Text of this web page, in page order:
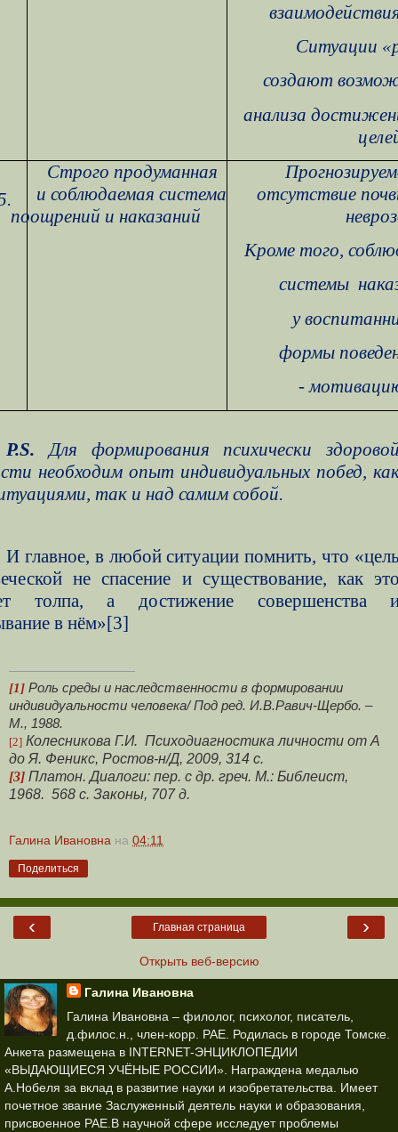
Ситуации
создают
анализа
Строго продуманная
и соблюдаемая система
поощрений и наказаний
отсутствие
Кроме того,
системы
у
формы
-
P.S.Для формирования психически
необходим опыт индивидуальных побед,
так и над самим собой.
И главное, в любой ситуации помнить, что
не спасение и существование, как
толпа, а достижение совершенства
в нём»[3]
[1] Роль среды и наследственности в формировании
индивидуальности человека/ Под ред. И.В.Равич-Щербо. –
М., 1988.
[2] Колесникова Г.И. Психодиагностика личности от А
до Я. Феникс, Ростов-н/Д, 2009, 314 с.
[3] Платон. Диалоги: пер. с др. греч. М.: Библеист,
1968. 568 с. Законы, 707 д.
Галина Ивановна на 04:11
Поделиться
‹ ›
Главная страница
Открыть веб-версию
Галина Ивановна
Галина Ивановна – филолог, психолог, писатель,
д.филос.н., член-корр. РАЕ. Родилась в городе Томске.
Анкета размещена в INTERNET-ЭНЦИКЛОПЕДИИ
«ВЫДАЮЩИЕСЯ УЧЁНЫЕ РОССИИ». Награждена медалью
А.Нобеля за вклад в развитие науки и изобретательства. Имеет
почетное звание Заслуженный деятель науки и образования,
присвоенное РАЕ.В научной сфере исследует проблемы